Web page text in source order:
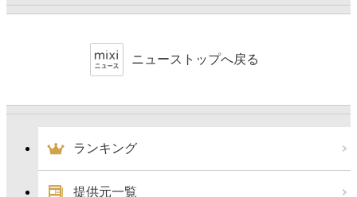
ニューストップへ戻る
ランキング
提供元一覧